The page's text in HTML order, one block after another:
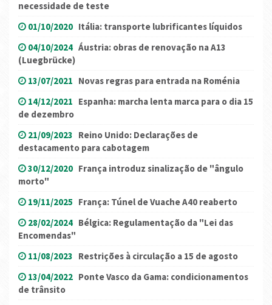
necessidade de teste
01/10/2020 Itália: transporte lubrificantes líquidos
04/10/2024 Áustria: obras de renovação na A13
(Luegbrücke)
13/07/2021 Novas regras para entrada na Roménia
14/12/2021 Espanha: marcha lenta marca para o dia 15
de dezembro
21/09/2023 Reino Unido: Declarações de
destacamento para cabotagem
30/12/2020 França introduz sinalização de "ângulo
morto"
19/11/2025 França: Túnel de Vuache A40 reaberto
28/02/2024 Bélgica: Regulamentação da "Lei das
Encomendas"
11/08/2023 Restrições à circulação a 15 de agosto
13/04/2022 Ponte Vasco da Gama: condicionamentos
de trânsito